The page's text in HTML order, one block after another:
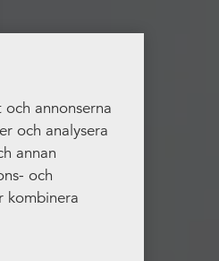
annonserna
och analysera
annan
och
kombinera
eller som